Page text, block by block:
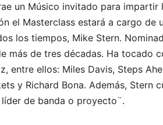
un Músico invitado para impartir
el Masterclass estará a cargo de
los tiempos, Mike Stern.
más de tres décadas. Ha tocado
entre ellos: Miles Davis, Steps
y Richard Bona. Además, Stern
de banda o proyecto¨.